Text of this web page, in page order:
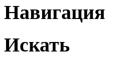
Навигация
Искать